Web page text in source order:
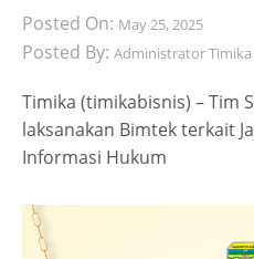
Posted On: May 25, 2025
Posted By: Administrator Timika
Timika (timikabisnis) – Tim
laksanakan Bimtek terkait
Informasi Hukum